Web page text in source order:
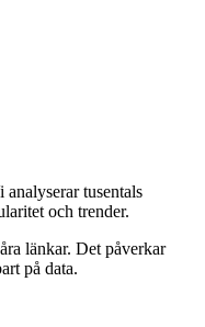
tusentals
och trender.
länkar. Det påverkar
på data.